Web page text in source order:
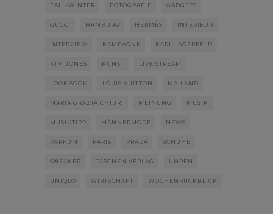
FALL-WINTER FOTOGRAFIE GADGETS
GUCCI HAMBURG HERMÈS INTERIEUR
INTERVIEW KAMPAGNE KARL LAGERFELD
KIM JONES KUNST LIVE STREAM
LOOKBOOK LOUIS VUITTON MAILAND
MARIA GRAZIA CHIURI MEINUNG MUSIK
MUSIKTIPP MÄNNERMODE NEWS
PARFUM PARIS PRADA SCHUHE
SNEAKER TASCHEN VERLAG UHREN
UNIQLO WIRTSCHAFT WOCHENRÜCKBLICK